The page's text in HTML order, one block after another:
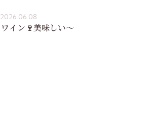
2026.06.08
ワイン🍷美味しい〜